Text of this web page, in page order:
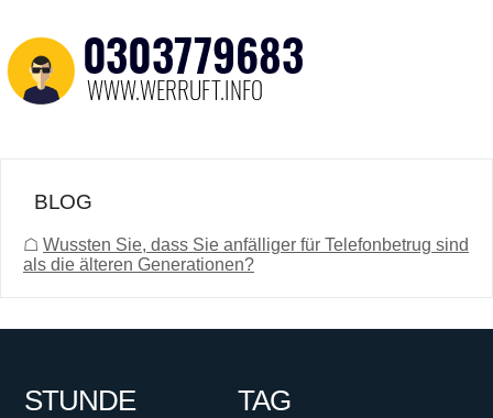
BLOG
☖ Wussten Sie, dass Sie anfälliger für Telefonbetrug sind
als die älteren Generationen?
STUNDE TAG